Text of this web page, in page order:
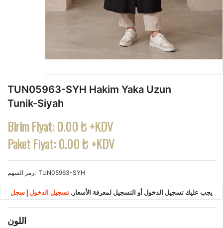
TUN05963-SYH Hakim Yaka Uzun
Tunik-Siyah
Birim Fiyat:0.00 ₺ +KDV
Paket Fiyat:0.00 ₺ +KDV
رمز السهم TUN05963-SYH
يجب عليك تسجيل الدخول أو التسجيل لمعرفة الأسعار. تسجيل الدخول | سجل
اللون